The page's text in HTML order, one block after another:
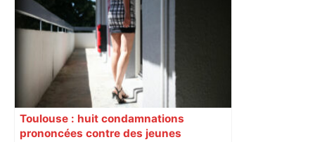
Toulouse ? – Actu.fr
Toulouse : huit condamnations
prononcées contre des jeunes